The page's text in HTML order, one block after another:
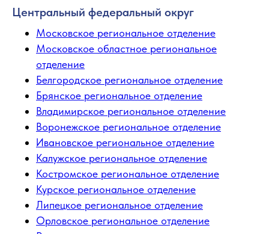
Центральный федеральный округ
Московское региональное отделение
Московское областное региональное
отделение
Белгородское региональное отделение
Брянское региональное отделение
Владимирское региональное отделение
Воронежское региональное отделение
Ивановское региональное отделение
Калужское региональное отделение
Костромское региональное отделение
Курское региональное отделение
Липецкое региональное отделение
Орловское региональное отделение